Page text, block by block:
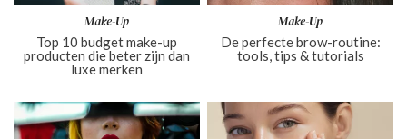
Make-Up
Top 10 budget make-up
producten die beter zijn dan
luxe merken
Make-Up
De perfecte brow-routine:
tools, tips & tutorials